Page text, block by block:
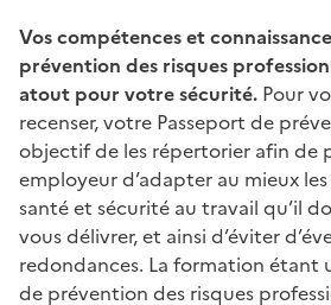
Vos compétences et
prévention des risques
atout pour votre sécurité. Pour
recenser, votre Passeport de
objectif de les répertorier afin de
employeur d’adapter au mieux
santé et sécurité au travail qu’il
vous délivrer, et ainsi d’éviter
redondances. La formation étant
de prévention des risques